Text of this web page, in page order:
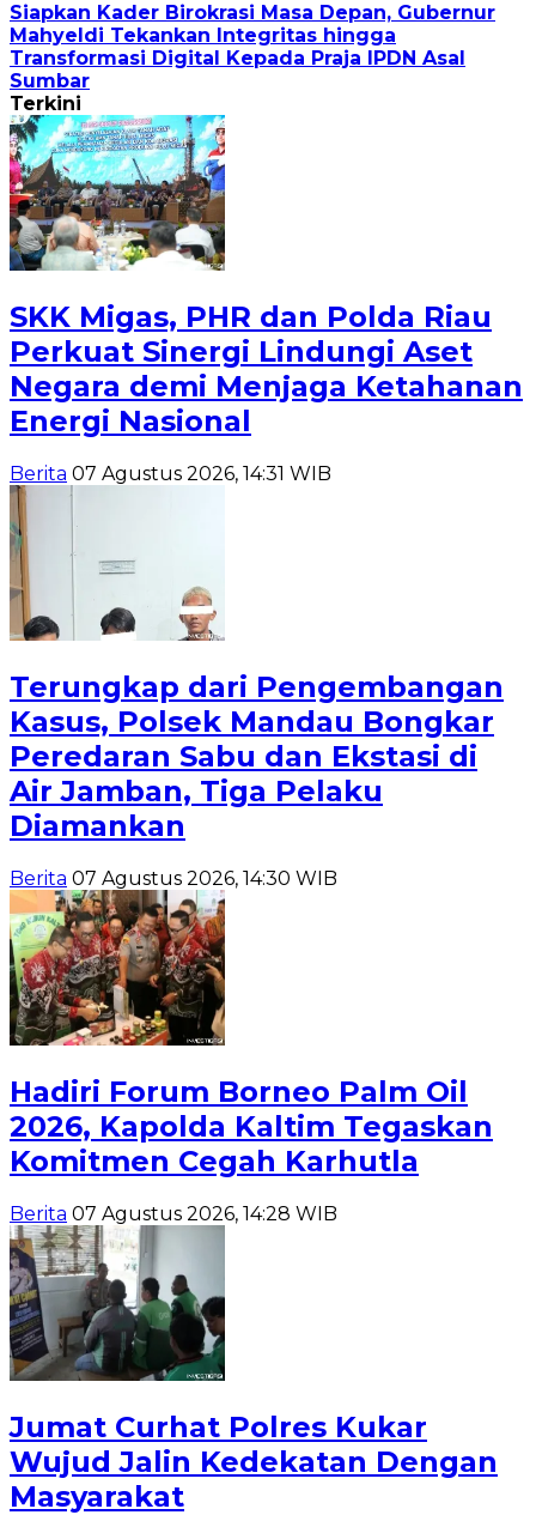
Siapkan Kader Birokrasi Masa Depan, Gubernur
Mahyeldi Tekankan Integritas hingga
Transformasi Digital Kepada Praja IPDN Asal
Sumbar
Terkini
SKK Migas, PHR dan Polda Riau
Perkuat Sinergi Lindungi Aset
Negara demi Menjaga Ketahanan
Energi Nasional
Berita 07 Agustus 2026, 14:31 WIB
Terungkap dari Pengembangan
Kasus, Polsek Mandau Bongkar
Peredaran Sabu dan Ekstasi di
Air Jamban, Tiga Pelaku
Diamankan
Berita 07 Agustus 2026, 14:30 WIB
Hadiri Forum Borneo Palm Oil
2026, Kapolda Kaltim Tegaskan
Komitmen Cegah Karhutla
Berita 07 Agustus 2026, 14:28 WIB
Jumat Curhat Polres Kukar
Wujud Jalin Kedekatan Dengan
Masyarakat